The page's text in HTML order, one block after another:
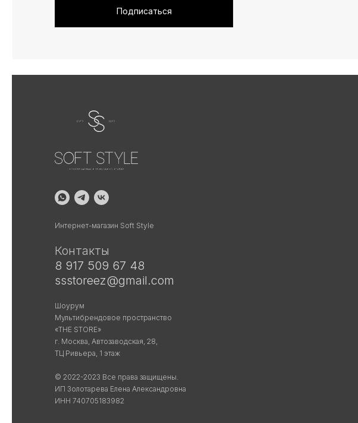
Подписаться
Интернет-магазин Soft Style
Контакты
8 917 509 67 48
ssstoreez@gmail.com
Шоурум
Мультибрендовое пространство
«THE STORE»
г. Москва, Автозаводская, 28,
ТЦ Ривьера, 1 этаж
© 2022-2023 Все права защищены.
ИП Золотарева Елена Александровна
ИНН 740705183982